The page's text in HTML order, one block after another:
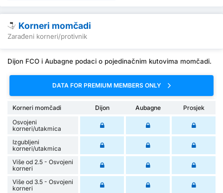
Korneri momčadi
Zarađeni korneri/protivnik
Dijon FCO i Aubagne podaci o pojedinačnim kutovima momčadi.
DATA FOR PREMIUM MEMBERS ONLY
Korneri momčadi Dijon Aubagne
Prosjek
Osvojeni
korneri/utakmica
Izgubljeni
korneri/utakmica
Više od 2.5 - Osvojeni
korneri
Više od 3.5 - Osvojeni
korneri